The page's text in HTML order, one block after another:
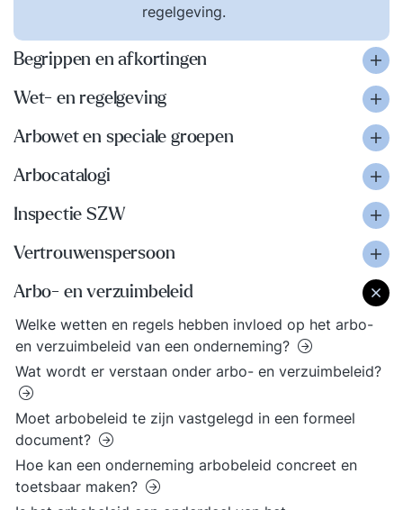
regelgeving.
Begrippen en afkortingen
Wet- en regelgeving
Arbowet en speciale groepen
Arbocatalogi
Inspectie SZW
Vertrouwenspersoon
Arbo- en verzuimbeleid
Welke wetten en regels hebben invloed op het arbo-
en verzuimbeleid van een onderneming?
Wat wordt er verstaan onder arbo- en verzuimbeleid?
Moet arbobeleid te zijn vastgelegd in een formeel
document?
Hoe kan een onderneming arbobeleid concreet en
toetsbaar maken?